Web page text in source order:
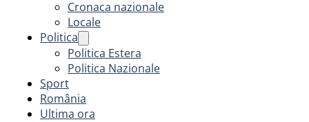
Cronaca nazionale
Locale
Politica
Politica Estera
Politica Nazionale
Sport
România
Ultima ora